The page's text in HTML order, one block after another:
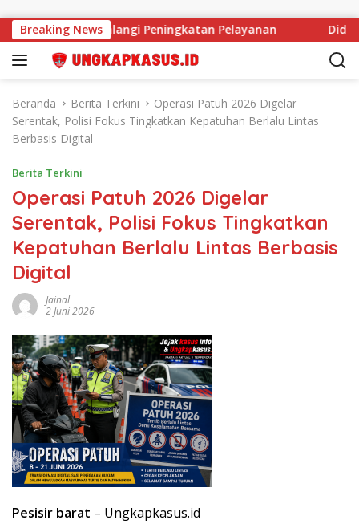
Breaking News
Tak Halangi Peningkatan Pelayanan Diduga
Beranda Berita Terkini
Operasi Patuh 2026 Digelar
Serentak, Polisi Fokus Tingkatkan Kepatuhan Berlalu Lintas
Berbasis Digital
Berita Terkini
Operasi Patuh 2026 Digelar
Serentak, Polisi Fokus Tingkatkan
Kepatuhan Berlalu Lintas Berbasis
Digital
Jainal
2 Juni 2026
Pesisir barat – Ungkapkasus.id